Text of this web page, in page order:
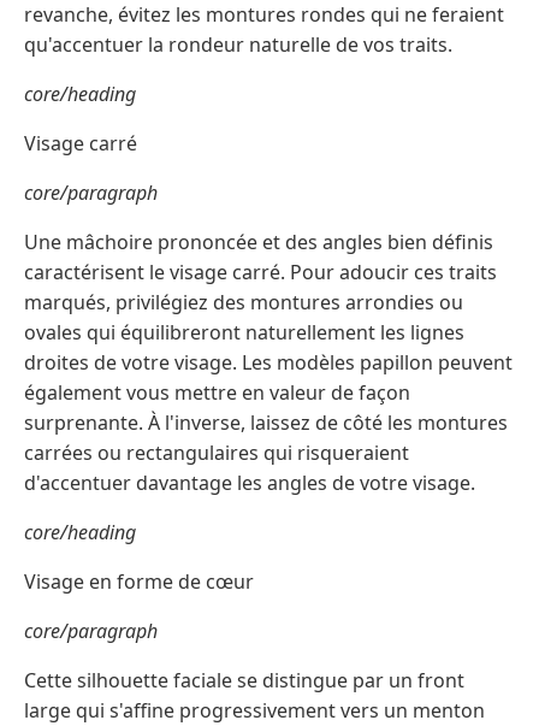
revanche, évitez les montures rondes qui ne feraient
qu'accentuer la rondeur naturelle de vos traits.
core/heading
Visage carré
core/paragraph
Une mâchoire prononcée et des angles bien définis
caractérisent le visage carré. Pour adoucir ces traits
marqués, privilégiez des montures arrondies ou
ovales qui équilibreront naturellement les lignes
droites de votre visage. Les modèles papillon peuvent
également vous mettre en valeur de façon
surprenante. À l'inverse, laissez de côté les montures
carrées ou rectangulaires qui risqueraient
d'accentuer davantage les angles de votre visage.
core/heading
Visage en forme de cœur
core/paragraph
Cette silhouette faciale se distingue par un front
large qui s'affine progressivement vers un menton